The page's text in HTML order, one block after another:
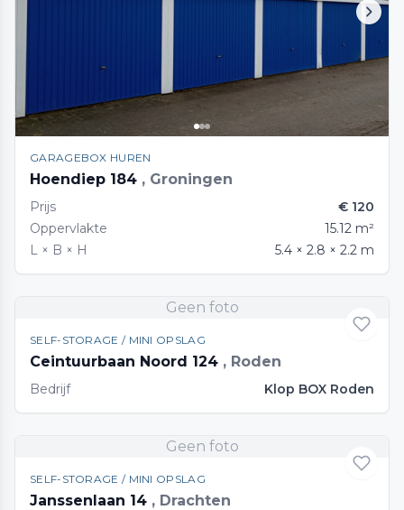
GARAGEBOX HUREN
Hoendiep 184 , Groningen
Prijs
€ 120
Oppervlakte
15.12 m²
L × B × H
5.4 × 2.8 × 2.2 m
Geen foto
SELF-STORAGE / MINI OPSLAG
Ceintuurbaan Noord 124 , Roden
Bedrijf Klop BOX Roden
Geen foto
SELF-STORAGE / MINI OPSLAG
Janssenlaan 14 , Drachten